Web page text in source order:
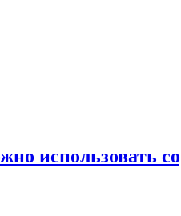
использовать